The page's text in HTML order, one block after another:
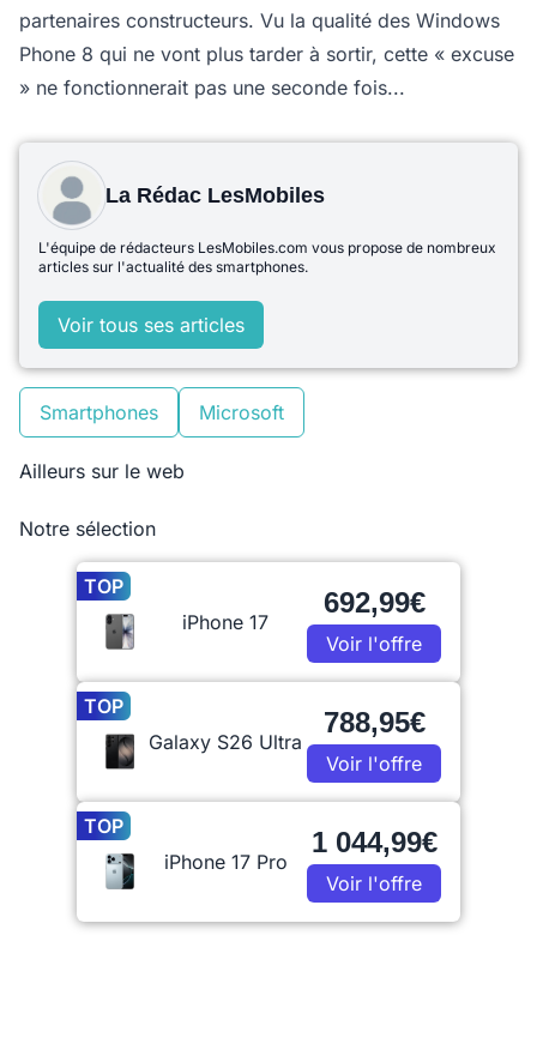
partenaires constructeurs. Vu la qualité des Windows
Phone 8 qui ne vont plus tarder à sortir, cette « excuse
» ne fonctionnerait pas une seconde fois...
La Rédac LesMobiles
L'équipe de rédacteurs LesMobiles.com vous propose de nombreux
articles sur l'actualité des smartphones.
Voir tous ses articles
Smartphones Microsoft
Ailleurs sur le web
Notre sélection
TOP
iPhone 17
692,99€
Voir l'offre
TOP
Galaxy S26 Ultra
788,95€
Voir l'offre
TOP
iPhone 17 Pro
1 044,99€
Voir l'offre